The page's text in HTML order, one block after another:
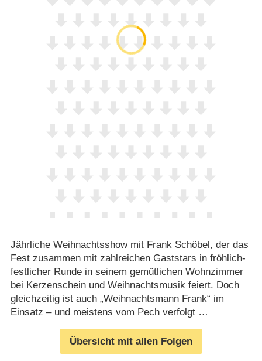
Jährliche Weihnachtsshow mit Frank Schöbel, der das
Fest zusammen mit zahlreichen Gaststars in fröhlich-
festlicher Runde in seinem gemütlichen Wohnzimmer
bei Kerzenschein und Weihnachtsmusik feiert. Doch
gleichzeitig ist auch „Weihnachtsmann Frank“ im
Einsatz – und meistens vom Pech verfolgt …
Übersicht mit allen Folgen